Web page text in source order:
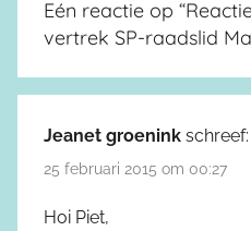
Eén reactie op “
vertrek SP-raadslid
Jeanet groenink schreef:
25 februari 2015 om 00:27
Hoi Piet,